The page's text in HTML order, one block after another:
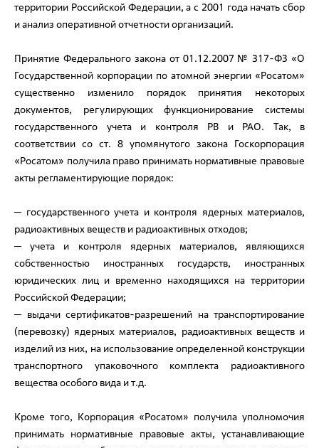
территории Российской Федерации, а с 2001 года начать сбор
и анализ оперативной отчетности организаций.
Принятие Федерального закона от 01.12.2007 № 317-ФЗ «О
Государственной корпорации по атомной энергии «Росатом»
существенно изменило порядок принятия некоторых
документов, регулирующих функционирование системы
государственного учета и контроля РВ и РАО. Так, в
соответствии со ст. 8 упомянутого закона Госкорпорация
«Росатом» получила право принимать нормативные правовые
акты регламентирующие порядок:
─ государственного учета и контроля ядерных материалов,
радиоактивных веществ и радиоактивных отходов;
─ учета и контроля ядерных материалов, являющихся
собственностью иностранных государств, иностранных
юридических лиц и временно находящихся на территории
Российской Федерации;
─ выдачи сертификатов-разрешений на транспортирование
(перевозку) ядерных материалов, радиоактивных веществ и
изделий из них, на использование определенной конструкции
транспортного упаковочного комплекта радиоактивного
вещества особого вида и т.д.
Кроме того, Корпорация «Росатом» получила уполномочия
принимать нормативные правовые акты, устанавливающие